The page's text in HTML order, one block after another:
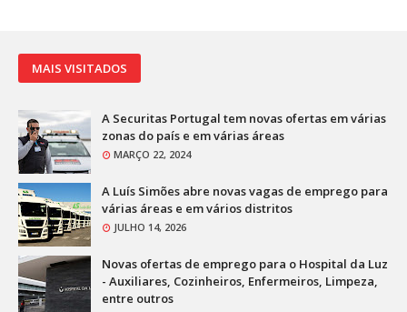
MAIS VISITADOS
A Securitas Portugal tem novas ofertas em várias
zonas do país e em várias áreas
MARÇO 22, 2024
A Luís Simões abre novas vagas de emprego para
várias áreas e em vários distritos
JULHO 14, 2026
Novas ofertas de emprego para o Hospital da Luz
- Auxiliares, Cozinheiros, Enfermeiros, Limpeza,
entre outros